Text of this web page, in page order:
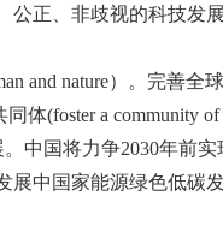
正、非歧视的科技发
and nature） 。完善全
同体(foster a community
中国将力争2030年前实
中国家能源绿色低碳